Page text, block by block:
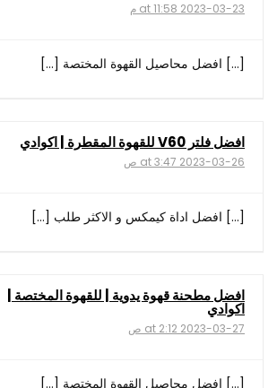
2023-03-23 at 11:58 م
[…] افضل محاصيل القهوة المختصة […]
افضل فلتر V60 للقهوة المقطرة | اكوادي
2023-03-26 at 3:47 ص
[…] افضل اداة كيمكس و الاكثر طلب […]
افضل مطحنة قهوة يدوية | للقهوة المختصة |
اكوادي
2023-03-27 at 2:12 ص
[…] افضل محاصيل القهوة المختصة […]